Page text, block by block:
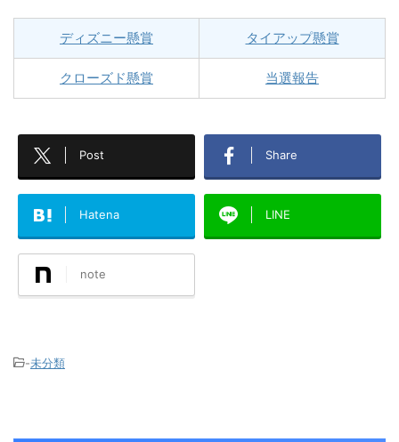
ディズニー懸賞 タイアップ懸賞
クローズド懸賞 当選報告
Post Share
Hatena LINE
note
-未分類